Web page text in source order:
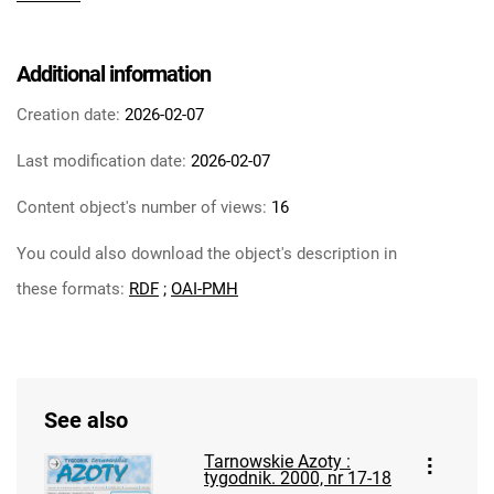
Tarnowie. 1984
Azotowych im. Feliksa Dzierżyńskiego w
Tarnowie. 1985
Azotowych im. Feliksa Dzierżyńskiego w
Tarnowskie Azoty : tygodnik Zakładów
Azotowych im. Feliksa Dzierżyńskiego w
Tarnowie. 1988
Azotowych im. Feliksa Dzierżyńskiego w
Additional information
Creation date: 2026-02-07
Last modification date: 2026-02-07
Content object's number of views: 16
You could also download the object's description in
these formats: RDF ; OAI-PMH
See also
Tarnowskie Azoty :
tygodnik. 2000, nr 17-18